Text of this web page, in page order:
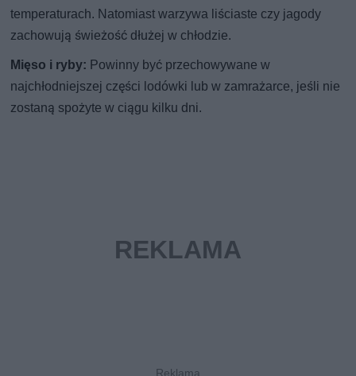
temperaturach. Natomiast warzywa liściaste czy jagody
zachowują świeżość dłużej w chłodzie.
Mięso i ryby: Powinny być przechowywane w
najchłodniejszej części lodówki lub w zamrażarce, jeśli nie
zostaną spożyte w ciągu kilku dni.